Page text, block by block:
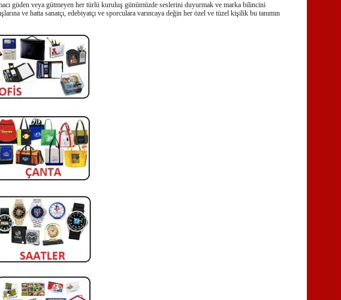
güden veya gütmeyen her türlü kuruluş günümüzde seslerini duyurmak ve marka bilincini
ve hatta sanatçı, edebiyatçı ve sporculara varıncaya değin her özel ve tüzel kişilik bu tanımın